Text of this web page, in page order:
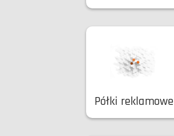
Półki reklamowe